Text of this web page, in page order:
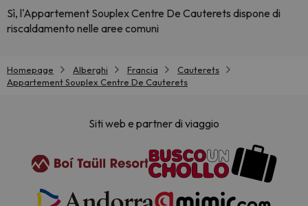
Sì, l'Appartement Souplex Centre De Cauterets dispone di
riscaldamento nelle aree comuni
Homepage Alberghi Francia
Cauterets
Appartement Souplex Centre De Cauterets
Siti web e partner di viaggio